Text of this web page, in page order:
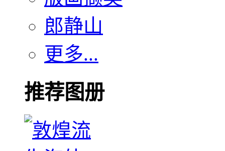
郎静山
更多...
推荐图册